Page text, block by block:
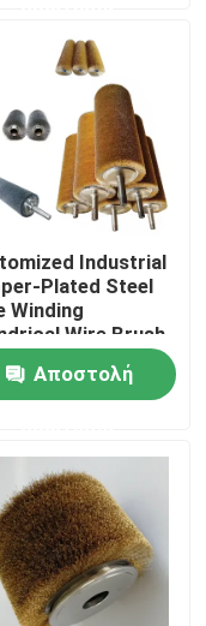
Industrial
Plated Steel
Winding
Wire Brush
Texture
Αποστολή